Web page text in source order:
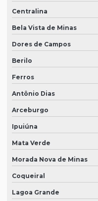
Centralina
Bela Vista de Minas
Dores de Campos
Berilo
Ferros
Antônio Dias
Arceburgo
Ipuiúna
Mata Verde
Morada Nova de Minas
Coqueiral
Lagoa Grande